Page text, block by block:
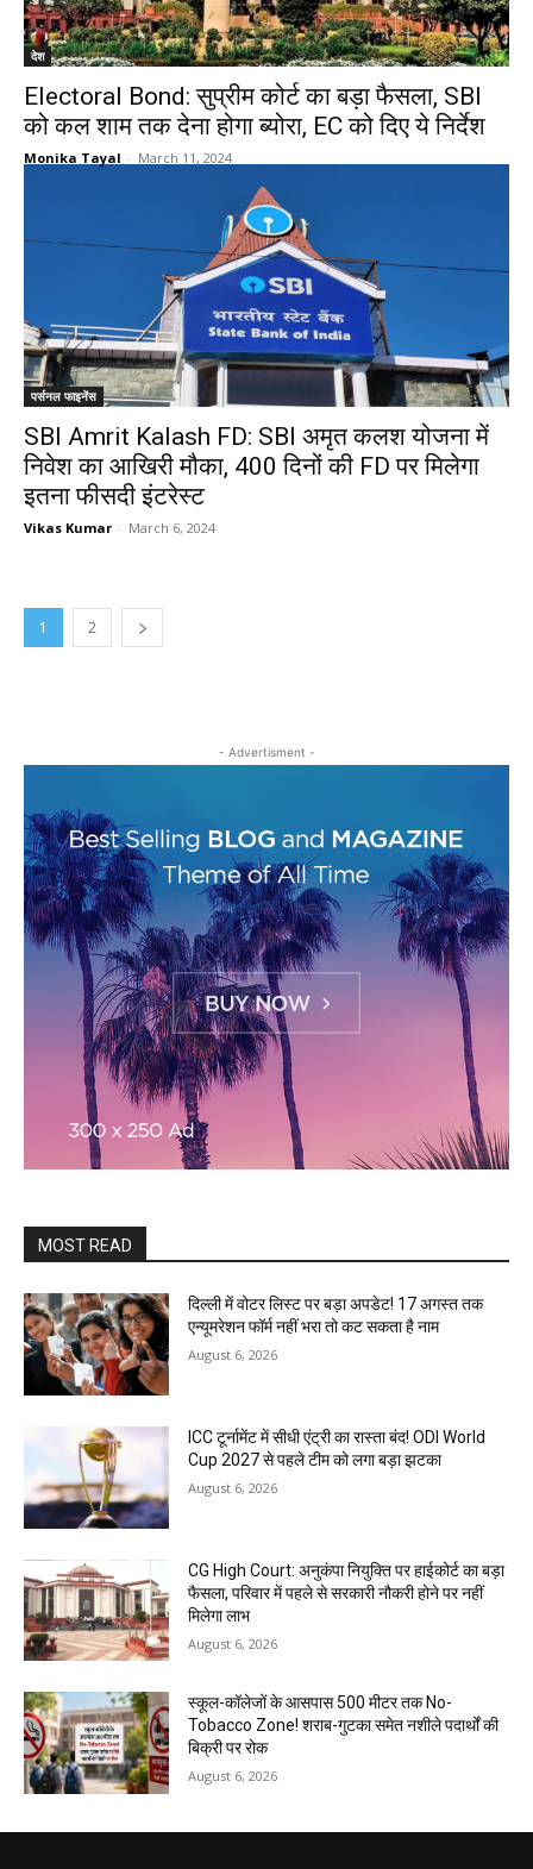
देश
Electoral Bond: सुप्रीम कोर्ट का बड़ा फैसला, SBI
को कल शाम तक देना होगा ब्योरा, EC को दिए ये निर्देश
Monika Tayal - March 11, 2024
पर्सनल फाइनेंस
SBI Amrit Kalash FD: SBI अमृत कलश योजना में
निवेश का आखिरी मौका, 400 दिनों की FD पर मिलेगा
इतना फीसदी इंटरेस्ट
Vikas Kumar - March 6, 2024
1 2
- Advertisment -
MOST READ
दिल्ली में वोटर लिस्ट पर बड़ा अपडेट! 17 अगस्त तक
एन्यूमरेशन फॉर्म नहीं भरा तो कट सकता है नाम
August 6, 2026
ICC टूर्नामेंट में सीधी एंट्री का रास्ता बंद! ODI World
Cup 2027 से पहले टीम को लगा बड़ा झटका
August 6, 2026
CG High Court: अनुकंपा नियुक्ति पर हाईकोर्ट का बड़ा
फैसला, परिवार में पहले से सरकारी नौकरी होने पर नहीं
मिलेगा लाभ
August 6, 2026
स्कूल-कॉलेजों के आसपास 500 मीटर तक No-
Tobacco Zone! शराब-गुटका समेत नशीले पदार्थों की
बिक्री पर रोक
August 6, 2026